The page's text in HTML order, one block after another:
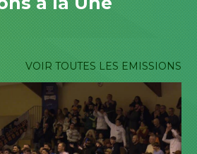
VOIR TOUTES LES EMISSIONS